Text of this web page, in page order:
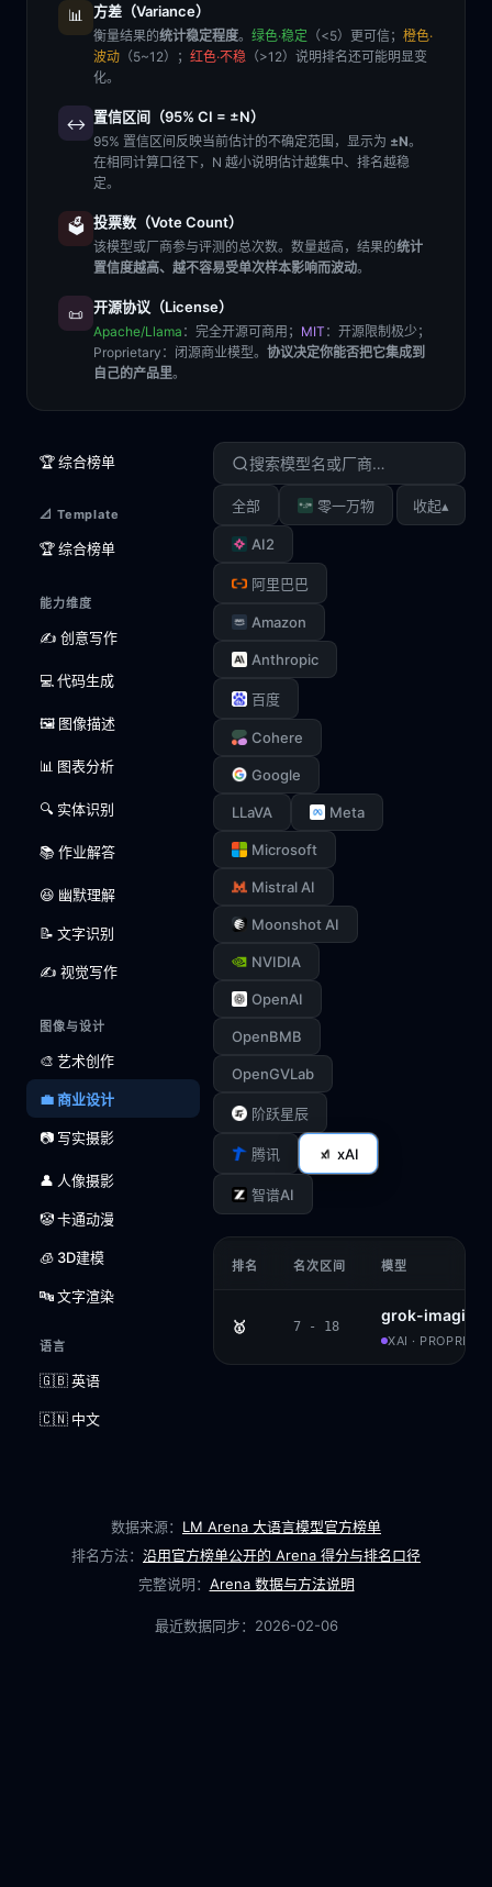
📊 方差（Variance）
衡量结果的统计稳定程度。 绿色·稳定 （<5）更可信； 橙色·
波动 （5~12）； 红色·不稳 （>12）说明排名还可能明显变
化。
↔️ 置信区间（95% CI = ±N）
95% 置信区间反映当前估计的不确定范围，显示为 ±N。
在相同计算口径下，N 越小说明估计越集中、排名越稳
定。
🗳️ 投票数（Vote Count）
该模型或厂商参与评测的总次数。数量越高，结果的统计
置信度越高、越不容易受单次样本影响而波动。
📜 开源协议（License）
Apache/Llama ：完全开源可商用； MIT ：开源限制极少；
Proprietary ：闭源商业模型。 协议决定你能否把它集成到
自己的产品里。
🏆 综合榜单
📐 Template
🏆 综合榜单
能力维度
✍️ 创意写作
💻 代码生成
🖼️ 图像描述
📊 图表分析
🔍 实体识别
📚 作业解答
😆 幽默理解
📝 文字识别
✍️ 视觉写作
图像与设计
🎨 艺术创作
💼 商业设计
📷 写实摄影
👤 人像摄影
🤡 卡通动漫
🧊 3D建模
🔤 文字渲染
语言
🇬🇧 英语
🇨🇳 中文
全部 零一万物
AI2
阿里巴巴
Amazon
Anthropic
百度
Cohere
Google
LLaVA Meta
Microsoft
Mistral AI
Moonshot AI
NVIDIA
OpenAI
OpenBMB
OpenGVLab
阶跃星辰
腾讯 xAI
智谱AI
收起▴
排名 名次区间 模型
🥇 7 - 18
grok-
XAI ·
数据来源： LM Arena 大语言模型官方榜单
排名方法： 沿用官方榜单公开的 Arena 得分与排名口径
完整说明： Arena 数据与方法说明
最近数据同步： 2026-02-06